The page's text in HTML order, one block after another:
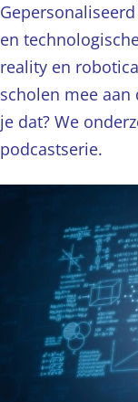
en
reality en
scholen mee
je dat? We
podcastserie.